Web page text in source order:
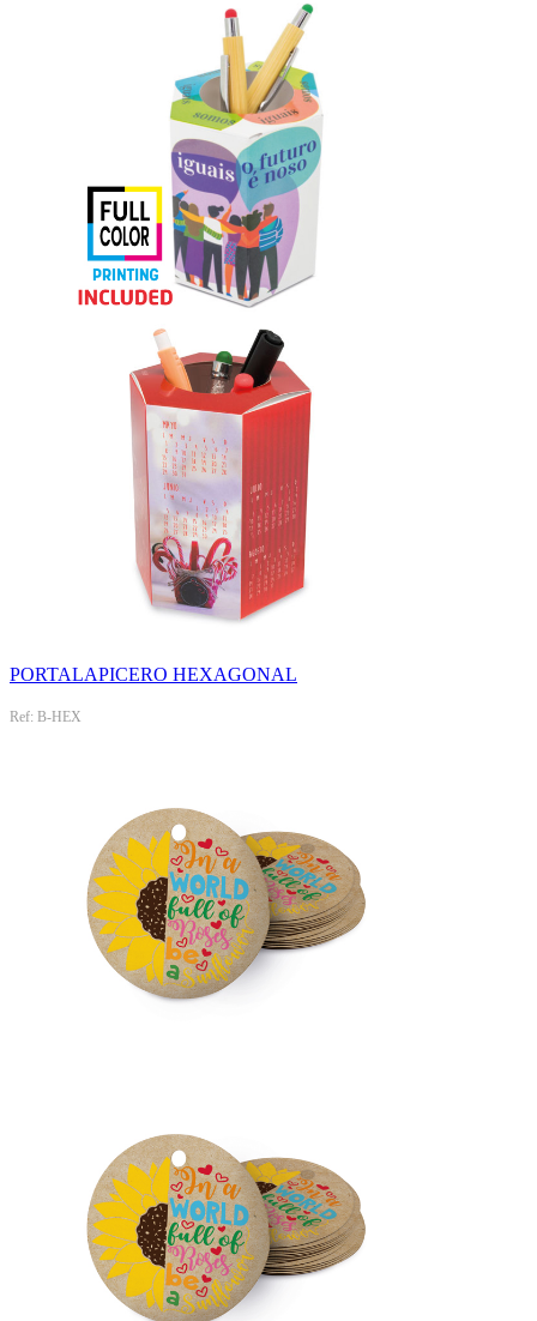
PORTALAPICERO HEXAGONAL
Ref: B-HEX